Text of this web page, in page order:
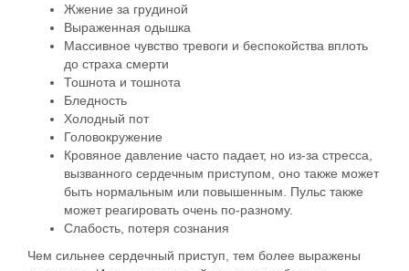
Жжение за грудиной
Выраженная одышка
Массивное чувство тревоги и беспокойства вплоть
до страха смерти
Тошнота и тошнота
Бледность
Холодный пот
Головокружение
Кровяное давление часто падает, но из-за стресса,
вызванного сердечным приступом, оно также может
быть нормальным или повышенным. Пульс также
может реагировать очень по-разному.
Слабость, потеря сознания
Чем сильнее сердечный приступ, тем более выражены